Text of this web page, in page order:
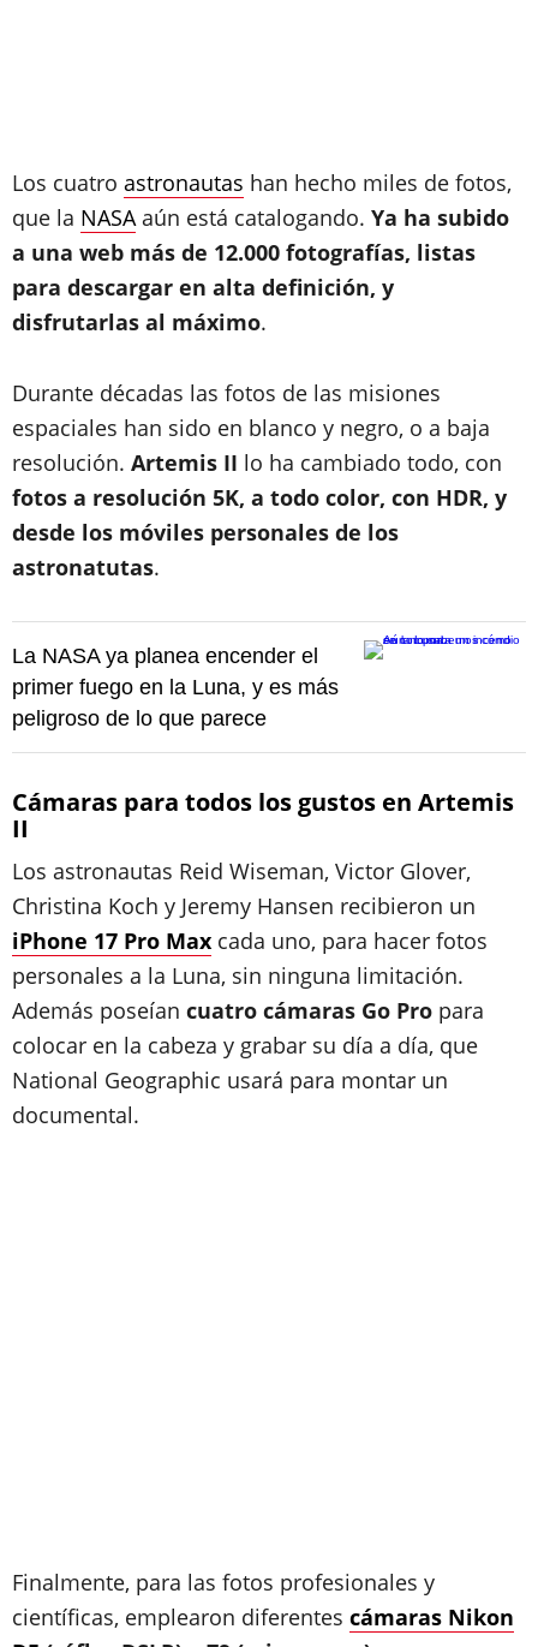
Los cuatro astronautas han hecho miles de fotos,
que la NASAaún está catalogando. Ya ha subido
a una web más de 12.000 fotografías, listas
para descargar en alta definición, y
disfrutarlas al máximo.
Durante décadas las fotos de las misiones
espaciales han sido en blanco y negro, o a baja
resolución. Artemis II lo ha cambiado todo, con
fotos a resolución 5K, a todo color, con HDR, y
desde los móviles personales de los
astronatutas.
La NASA ya planea encender el
primer fuego en la Luna, y es más
peligroso de lo que parece
Cámaras para todos los gustos en Artemis
II
Los astronautas Reid Wiseman, Victor Glover,
Christina Koch y Jeremy Hansen recibieron un
iPhone 17 Pro Max cada uno, para hacer fotos
personales a la Luna, sin ninguna limitación.
Además poseían cuatro cámaras Go Pro para
colocar en la cabeza y grabar su día a día, que
National Geographic usará para montar un
documental.
Finalmente, para las fotos profesionales y
científicas, emplearon diferentes cámaras Nikon